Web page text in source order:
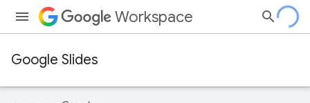
Workspace
Google Slides